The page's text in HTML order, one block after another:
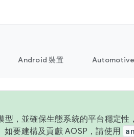
Android 裝置 Automotive
型，並確保生態系統的平台穩定
如要建構及貢獻 AOSP，請使用